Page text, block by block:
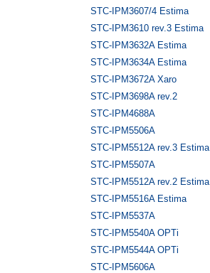
STC-IPM3607/4 Estima
STC-IPM3610 rev.3 Estima
STC-IPM3632A Estima
STC-IPM3634A Estima
STC-IPM3672A Xaro
STC-IPM3698A rev.2
STC-IPM4688A
STC-IPM5506A
STC-IPM5512A rev.3 Estima
STC-IPM5507A
STC-IPM5512A rev.2 Estima
STC-IPM5516A Estima
STC-IPM5537A
STC-IPM5540A OPTi
STC-IPM5544A OPTi
STC-IPM5606A